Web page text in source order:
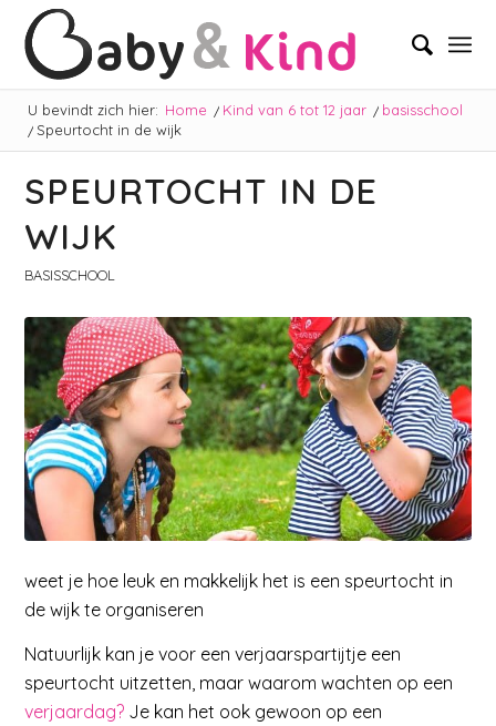
U bevindt zich hier: Home / Kind van 6 tot 12 jaar / basisschool
/ Speurtocht in de wijk
SPEURTOCHT IN DE
WIJK
BASISSCHOOL
weet je hoe leuk en makkelijk het is een speurtocht in
de wijk te organiseren
Natuurlijk kan je voor een verjaarspartijtje een
speurtocht uitzetten, maar waarom wachten op een
verjaardag? Je kan het ook gewoon op een